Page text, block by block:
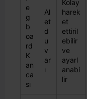
e
g
b
oa
rd
K
an
ca
sı
Al
et
d
u
v
ar
ı
Kolay
harek
et
ettiril
ebilir
ve
ayarl
anabi
lir